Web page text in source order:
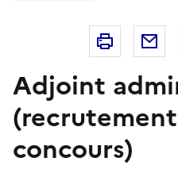
Imprimer
Adjoint
concours)